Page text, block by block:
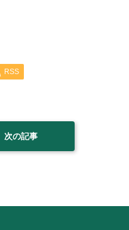
RSS
次の記事